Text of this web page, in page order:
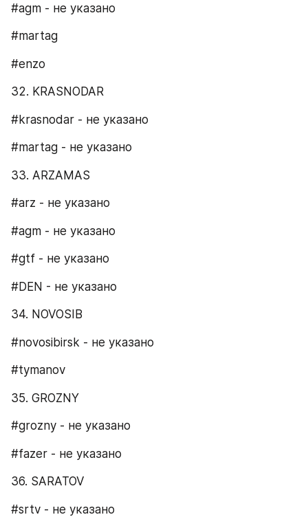
#agm - не указано
#martag
#enzo
32. KRASNODAR​
#krasnodar - не указано
#martag - не указано
33. ARZAMAS​
#arz - не указано
#agm - не указано
#gtf - не указано
#DEN - не указано
34. NOVOSIB​
#novosibirsk - не указано
#tymanov
35. GROZNY​
#grozny - не указано
#fazer - не указано
36. SARATOV​
#srtv - не указано